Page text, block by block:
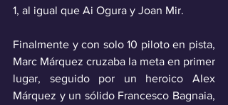
1, al igual que Ai Ogura y Joan Mir.
Finalmente y con solo 10 piloto en pista,
Marc Márquez cruzaba la meta en primer
lugar, seguido por un heroico Alex
Márquez y un sólido Francesco Bagnaia,